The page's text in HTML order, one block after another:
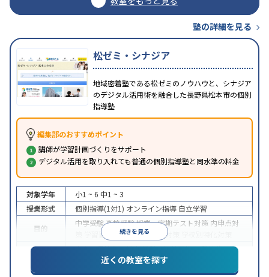
塾の詳細を見る
松ゼミ・シナジア
地域密着塾である松ゼミのノウハウと、シナジア
のデジタル活用術を融合した長野県松本市の個別
指導塾
編集部のおすすめポイント
講師が学習計画づくりをサポート
デジタル活用を取り入れても普通の個別指導塾と同水準の料金
続きを見る
対象学年 小1 ~ 6 中1 ~ 3
授業形式
個別指導(1対1) オンライン指導 自立学習
目的
中学受験高校受験授業・定期テスト対策 内申点対
学習習慣の定着推薦入試対策
中高一貫校生に対応授業の振替可能不登校生に対
学習にPC・タブレットを利用
科目から受講可能季節講習のみの受講可
近くの教室を探す